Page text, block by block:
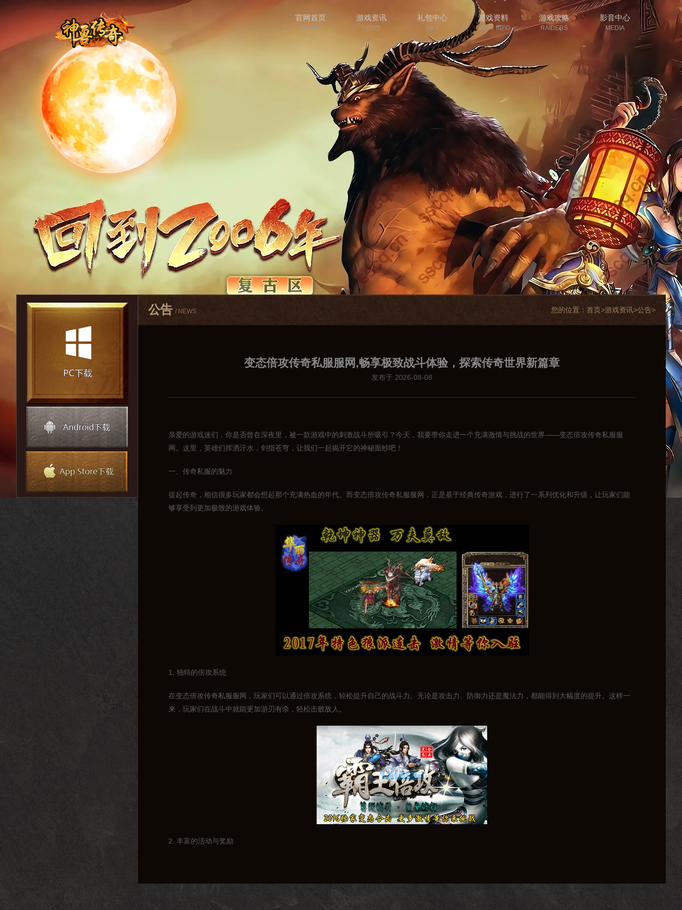
官网首页
HOME
游戏资讯
NEWS
礼包中心
GIFT
游戏资料
GAME INFO
游戏攻略
RAIDERS
影音中心
MEDIA
公告 / NEWS 您的位置： 首页>游戏资讯>公告>
变态倍攻传奇私服服网,畅享极致战斗体验，探索传奇世界新篇章
发布于 2026-08-08
亲爱的游戏迷们，你是否曾在深夜里，被一款游戏中的刺激战斗所吸引？今天，我要带你走进一个充满激情与挑战的世界——变态倍攻传奇私服服
网。这里，英雄们挥洒汗水，剑指苍穹，让我们一起揭开它的神秘面纱吧！
一、传奇私服的魅力
提起传奇，相信很多玩家都会想起那个充满热血的年代。而变态倍攻传奇私服服网，正是基于经典传奇游戏，进行了一系列优化和升级，让玩家们能
够享受到更加极致的游戏体验。
1. 独特的倍攻系统
在变态倍攻传奇私服服网，玩家们可以通过倍攻系统，轻松提升自己的战斗力。无论是攻击力、防御力还是魔法力，都能得到大幅度的提升。这样一
来，玩家们在战斗中就能更加游刃有余，轻松击败敌人。
2. 丰富的活动与奖励